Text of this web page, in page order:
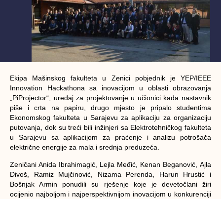
Ekipa Mašinskog fakulteta u Zenicipobjednik je YEP/IEEE
Innovation Hackathona sa inovacijom u oblasti obrazovanja
„PiProjector“, uređaj za projektovanje u učionici kada nastavnik
piše i crta na papiru, drugo mjesto je pripalo studentima
Ekonomskog fakulteta u Sarajevu za aplikaciju za organizaciju
putovanja, dok su treći bili inžinjeri sa Elektrotehničkog fakulteta
u Sarajevu sa aplikacijom za praćenje i analizu potrošača
električne energije za mala i srednja preduzeća.
Zeničani Anida Ibrahimagić Lejla Međić Kenan Beganović Ajla
Divoš
Ramiz Mujčinović Nizama Perenda Harun Hrustić i
Bošnjak Armin ponudili su rješenje koje je devetočlani žiri
ocijenio najboljom i najperspektivnijom inovacijom u konkurenciji